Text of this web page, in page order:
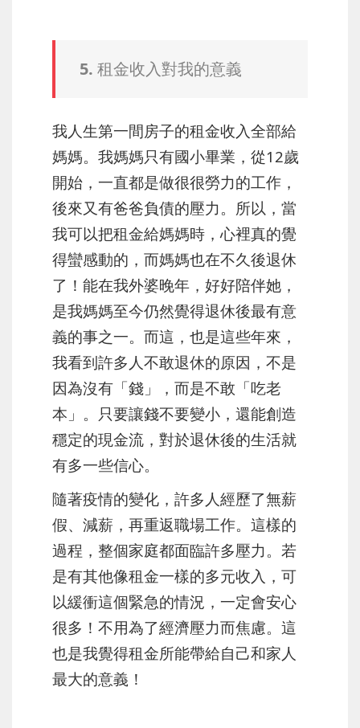
5. 租金收入對我的意義
我人生第一間房子的租金收入全部給
媽媽。我媽媽只有國小畢業，從12歲
開始，一直都是做很很勞力的工作，
後來又有爸爸負債的壓力。所以，當
我可以把租金給媽媽時，心裡真的覺
得蠻感動的，而媽媽也在不久後退休
了！能在我外婆晚年，好好陪伴她，
是我媽媽至今仍然覺得退休後最有意
義的事之一。而這，也是這些年來，
我看到許多人不敢退休的原因，不是
因為沒有「錢」，而是不敢「吃老
本」。只要讓錢不要變小，還能創造
穩定的現金流，對於退休後的生活就
有多一些信心。
隨著疫情的變化，許多人經歷了無薪
假、減薪，再重返職場工作。這樣的
過程，整個家庭都面臨許多壓力。若
是有其他像租金一樣的多元收入，可
以緩衝這個緊急的情況，一定會安心
很多！不用為了經濟壓力而焦慮。這
也是我覺得租金所能帶給自己和家人
最大的意義！